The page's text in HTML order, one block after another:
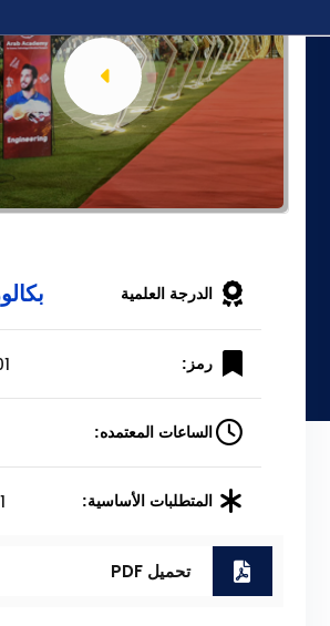
الدرجة العلمية
رمز:
الساعات المعتمده:
المتطلبات الأساسية:
تحميل PDF